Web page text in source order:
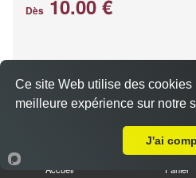
Dès 10.00 €
Accueil Panier
Ce site Web utilise des cookies
meilleure expérience sur notre
J'ai